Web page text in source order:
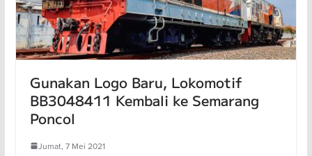
Gunakan Logo Baru, Lokomotif
BB3048411 Kembali ke Semarang
Poncol
Jumat, 7 Mei 2021